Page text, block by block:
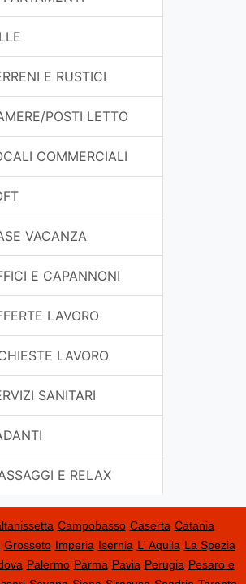
E RUSTICI
POSTI LETTO
COMMERCIALI
VACANZA
E CAPANNONI
LAVORO
LAVORO
SANITARI
E RELAX
Campobasso Caserta Catania
Grosseto Imperia Isernia L' Aquila La Spezia
Palermo Parma Pavia Perugia Pesaro e